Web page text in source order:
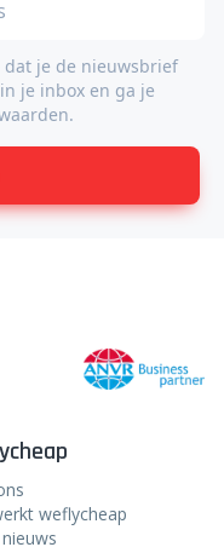
je de nieuwsbrief
je inbox en ga je
weflycheap